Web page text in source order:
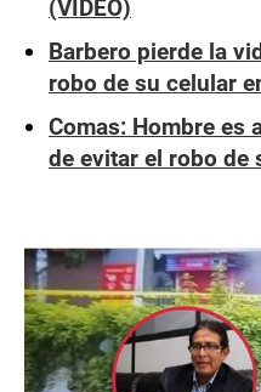
(VIDEO)
Barbero pierde la
robo de su celular
Comas: Hombre es
de evitar el robo de